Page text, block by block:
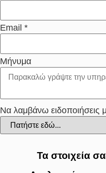
Email *
Μήνυμα
Να λαμβάνω ειδοποιήσεις
Τα στοιχεία